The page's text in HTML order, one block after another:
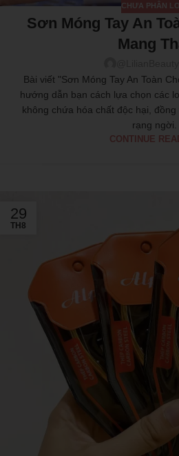
CHƯA PHÂN
Sơn Móng Tay An
Mang
Bài viết "Sơn Móng Tay An Toàn
hướng dẫn bạn cách lựa chọn các
không chứa hóa chất độc hại,
rạng ngời.
CONTINUE
29
TH8